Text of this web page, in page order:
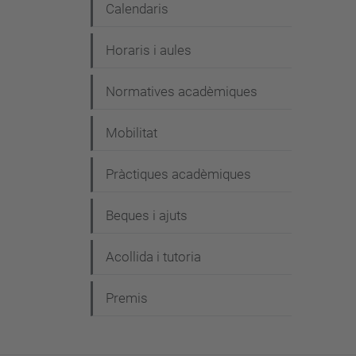
Calendaris
Horaris i aules
Normatives acadèmiques
Mobilitat
Pràctiques acadèmiques
Beques i ajuts
Acollida i tutoria
Premis